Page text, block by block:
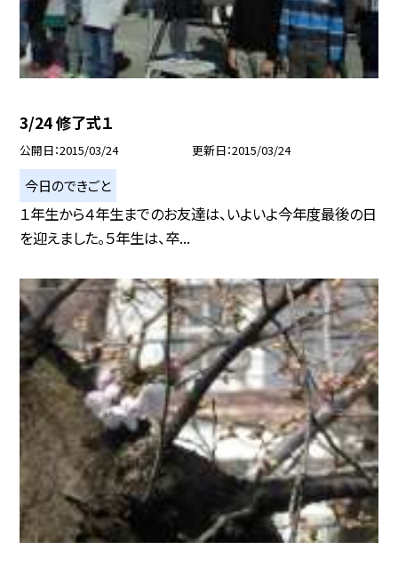
3/24 修了式１
公開日 2015/03/24 更新日 2015/03/24
今日のできごと
１年生から４年生までのお友達は、いよいよ今年度最後の日
を迎えました。５年生は、卒...